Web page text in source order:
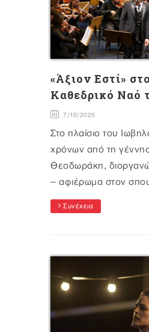
«Άξιον Εστί»
Καθεδρικό Ναό
7/10/2025
Στο πλαίσιο του
χρόνων από τη
Θεοδωράκη,
– αφιέρωμα στον
Συνέχεια